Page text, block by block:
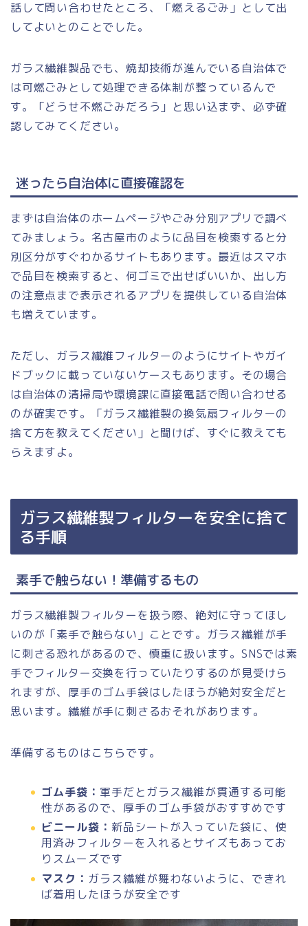
話して問い合わせたところ、「燃えるごみ」として出
してよいとのことでした。
ガラス繊維製品でも、焼却技術が進んでいる自治体で
は可燃ごみとして処理できる体制が整っているんで
す。「どうせ不燃ごみだろう」と思い込まず、必ず確
認してみてください。
迷ったら自治体に直接確認を
まずは自治体のホームページやごみ分別アプリで調べ
てみましょう。名古屋市のように品目を検索すると分
別区分がすぐわかるサイトもあります。最近はスマホ
で品目を検索すると、何ゴミで出せばいいか、出し方
の注意点まで表示されるアプリを提供している自治体
も増えています。
ただし、ガラス繊維フィルターのようにサイトやガイ
ドブックに載っていないケースもあります。その場合
は自治体の清掃局や環境課に直接電話で問い合わせる
のが確実です。「ガラス繊維製の換気扇フィルターの
捨て方を教えてください」と聞けば、すぐに教えても
らえますよ。
ガラス繊維製フィルターを安全に捨て
る手順
素手で触らない！準備するもの
ガラス繊維製フィルターを扱う際、絶対に守ってほし
いのが「素手で触らない」ことです。ガラス繊維が手
に刺さる恐れがあるので、慎重に扱います。SNSでは素
手でフィルター交換を行っていたりするのが見受けら
れますが、厚手のゴム手袋はしたほうが絶対安全だと
思います。繊維が手に刺さるおそれがあります。
準備するものはこちらです。
ゴム手袋： 軍手だとガラス繊維が貫通する可能
性があるので、厚手のゴム手袋がおすすめです
ビニール袋： 新品シートが入っていた袋に、使
用済みフィルターを入れるとサイズもあってお
りスムーズです
マスク： ガラス繊維が舞わないように、できれ
ば着用したほうが安全です